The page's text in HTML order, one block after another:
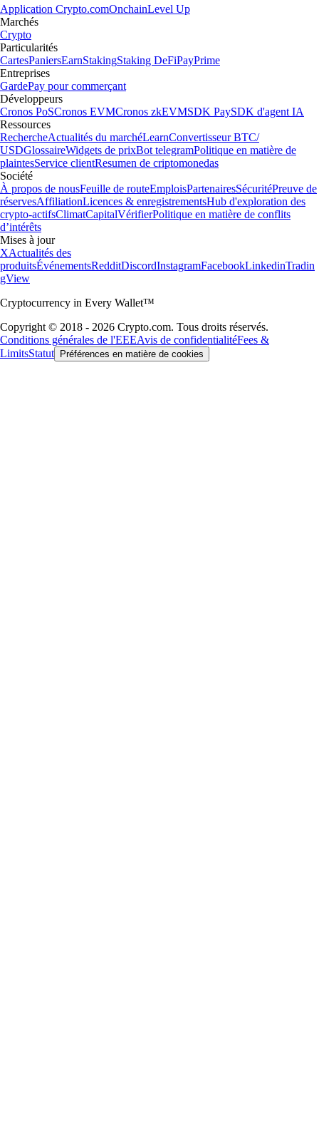
Application Crypto.comOnchainLevel Up
Marchés
Crypto
Particularités
CartesPaniersEarnStakingStaking DeFiPayPrime
Entreprises
GardePay pour commerçant
Développeurs
Cronos PoSCronos EVMCronos zkEVMSDK PaySDK d'agent IA
Ressources
RechercheActualités du marchéLearnConvertisseur BTC/
USDGlossaireWidgets de prixBot telegramPolitique en matière de
plaintesService clientResumen de criptomonedas
Société
À propos de nousFeuille de routeEmploisPartenairesSécuritéPreuve de
réservesAffiliationLicences & enregistrementsHub d'exploration des
crypto-actifsClimatCapitalVérifierPolitique en matière de conflits
d’intérêts
Mises à jour
XActualités des
produitsÉvénementsRedditDiscordInstagramFacebookLinkedinTradin
gView
Cryptocurrency in Every Wallet™
Copyright © 2018 - 2026 Crypto.com. Tous droits réservés.
Conditions générales de l'EEEAvis de confidentialitéFees &
LimitsStatut Préférences en matière de cookies